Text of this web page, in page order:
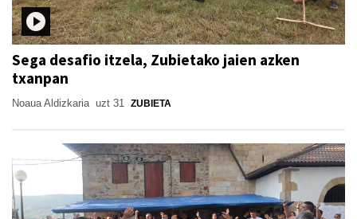
Sega desafio itzela, Zubietako jaien azken
txanpan
Noaua Aldizkaria uzt 31 ZUBIETA